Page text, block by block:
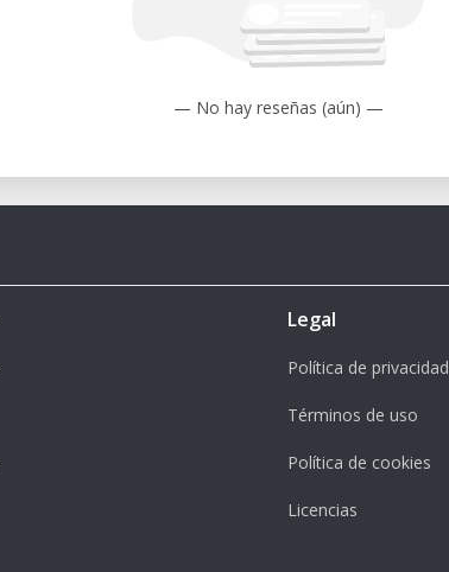
— No hay reseñas (aún) —
Legal
Política de privacidad
Términos de uso
Política de cookies
Licencias